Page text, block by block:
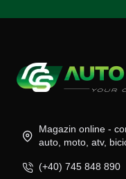
Magazin online -
auto, moto, atv,
(+40) 745 848 890